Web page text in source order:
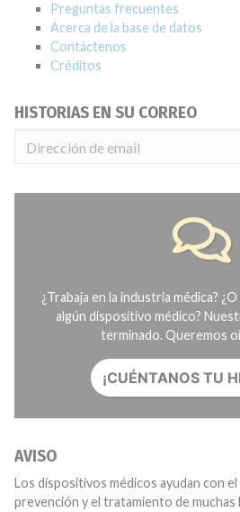
Preguntas frecuentes
Acerca de la base de datos
Contáctenos
Créditos
HISTORIAS EN SU CORREO
¿Trabaja en la industria médica?
algún dispositivo médico?
terminado. Queremos
¡CUÉNTANOS TU
AVISO
Los dispositivos médicos ayudan con
prevención y el tratamiento de